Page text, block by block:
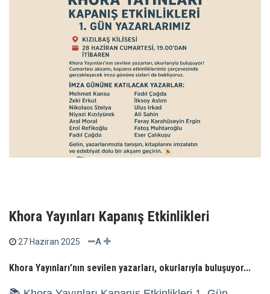
Khora Yayınları Kapanış Etkinlikleri
27 Haziran 2025 A
Khora Yayınları’nın sevilen yazarları, okurlarıyla buluşuyor...